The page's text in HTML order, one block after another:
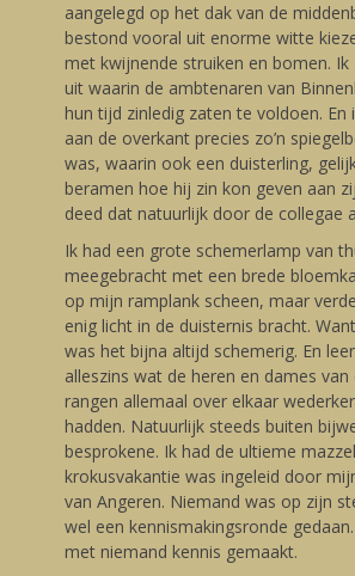
aangelegd op het dak van de
bestond vooral uit enorme witte
met kwijnende struiken en bomen.
uit waarin de ambtenaren van
hun tijd zinledig zaten te voldoen. En
aan de overkant precies zo’n
was, waarin ook een duisterling,
beramen hoe hij zin kon geven aan
deed dat natuurlijk door de collegae
Ik had een grote schemerlamp van
meegebracht met een brede
op mijn ramplank scheen, maar
enig licht in de duisternis bracht.
was het bijna altijd schemerig. En
alleszins wat de heren en dames van
rangen allemaal over elkaar
hadden. Natuurlijk steeds buiten
besprokene. Ik had de ultieme
krokusvakantie was ingeleid door
van Angeren. Niemand was op zijn
wel een kennismakingsronde
met niemand kennis gemaakt.